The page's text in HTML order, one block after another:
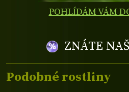
POHLÍDÁM VÁM
ZNÁTE
Podobné rostliny